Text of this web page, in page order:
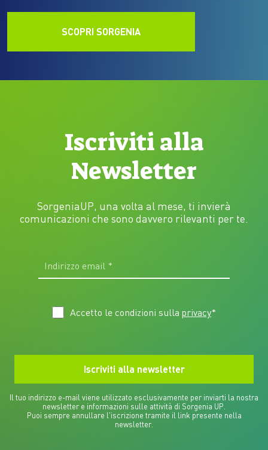
SCOPRI SORGENIA
Iscriviti alla
Newsletter
SorgeniaUP, una volta al mese, ti invierà
comunicazioni che sono davvero rilevanti per te.
Accetto le condizioni sulla privacy*
Il tuo indirizzo e-mail viene utilizzato esclusivamente per inviarti la nostra
newsletter e informazioni sulle attività di Sorgenia UP.
Puoi sempre annullare l'iscrizione tramite il link presente nella
newsletter.